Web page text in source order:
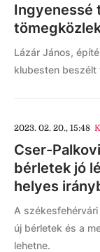
Ingyenessé
Lázár János,
klubesten beszélt
2023. 02. 20., 15:48
Cser-
bérletek jó
helyes
A
új bérletek és a
lehetne.